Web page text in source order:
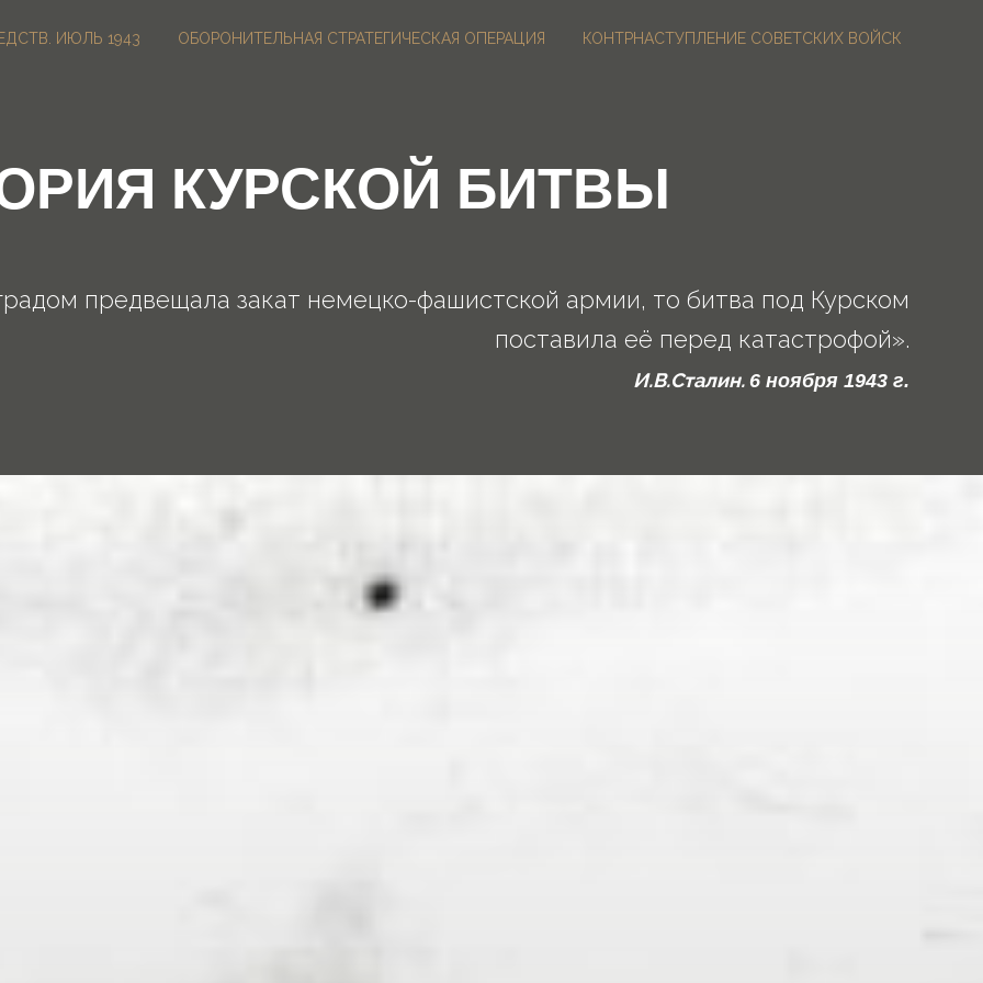
слабовидящих
ИЮЛЬ 1943 ОБОРОНИТЕЛЬНАЯ СТРАТЕГИЧЕСКАЯ ОПЕРАЦИЯ КОНТРНАСТУПЛЕНИЕ СОВЕТСКИХ ВОЙСК
КУРСКОЙ БИТВЫ
предвещала закат немецко-фашистской армии, то битва под Курском
поставила её перед катастрофой».
И.В.Сталин. 6 ноября 1943 г.